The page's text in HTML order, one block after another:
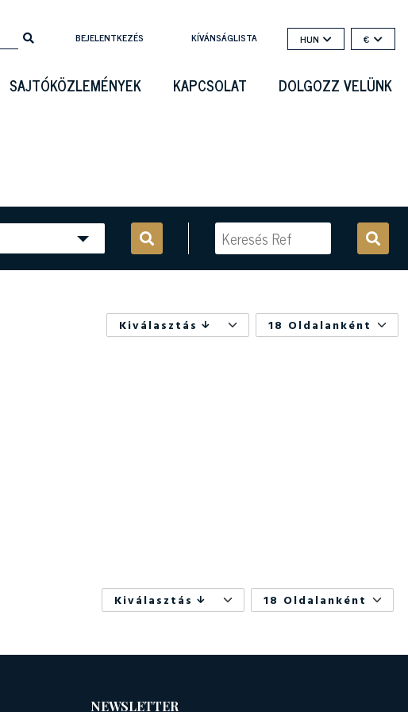
BEJELENTKEZÉS KÍVÁNSÁGLISTA HUN €
SAJTÓKÖZLEMÉNYEK KAPCSOLAT DOLGOZZ VELÜNK
Kiválasztás 18 Oldalanként
Kiválasztás 18 Oldalanként
NEWSLETTER